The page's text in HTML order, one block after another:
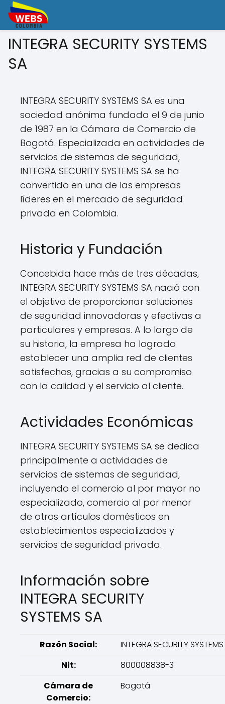
INTEGRA SECURITY SYSTEMS
SA
INTEGRA SECURITY SYSTEMS SA es una
sociedad anónima fundada el 9 de junio
de 1987 en la Cámara de Comercio de
Bogotá. Especializada en actividades de
servicios de sistemas de seguridad,
INTEGRA SECURITY SYSTEMS SA se ha
convertido en una de las empresas
líderes en el mercado de seguridad
privada en Colombia.
Historia y Fundación
Concebida hace más de tres décadas,
INTEGRA SECURITY SYSTEMS SA nació con
el objetivo de proporcionar soluciones
de seguridad innovadoras y efectivas a
particulares y empresas. A lo largo de
su historia, la empresa ha logrado
establecer una amplia red de clientes
satisfechos, gracias a su compromiso
con la calidad y el servicio al cliente.
Actividades Económicas
INTEGRA SECURITY SYSTEMS SA se dedica
principalmente a actividades de
servicios de sistemas de seguridad,
incluyendo el comercio al por mayor no
especializado, comercio al por menor
de otros artículos domésticos en
establecimientos especializados y
servicios de seguridad privada.
Información sobre
INTEGRA SECURITY
SYSTEMS SA
Razón Social:
INTEGRA SECURITY
Nit:
800008838-3
Cámara de
Comercio:
Bogotá